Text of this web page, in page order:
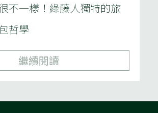
不一樣！綠藤人獨特的旅
哲學
繼續閱讀